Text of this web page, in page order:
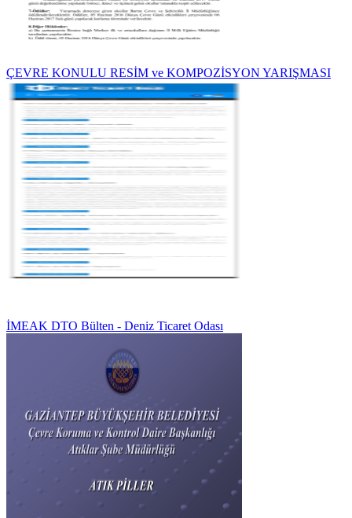
ÇEVRE KONULU RESİM ve KOMPOZİSYON YARIŞMASI
İMEAK DTO Bülten - Deniz Ticaret Odası